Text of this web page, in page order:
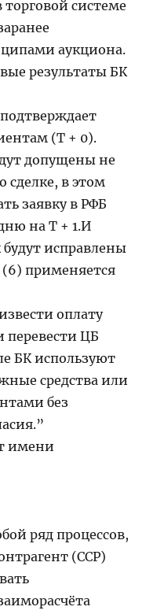
системе
аукциона.
результаты БК
(T + 0).
допущены не
сделке, в этом
заявку в РФБ
на Т + 1.И
будут исправлены
применяется
оплату
перевести ЦБ
БК используют
средства или
без
имени
ряд процессов,
(ССР)